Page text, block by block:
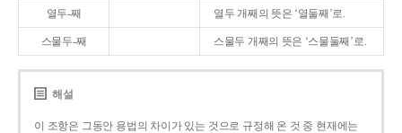
열두-째 열두 개째의 뜻은 ‘열둘째’로.
스물두-째 스물두 개째의 뜻은 ‘스물둘째’로.
해설
이 조항은 그동안 용법의 차이가 있는 것으로 규정해 온 것 중 현재에는